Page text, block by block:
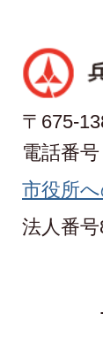
〒675-
電話番
市役所
法人番